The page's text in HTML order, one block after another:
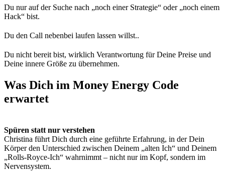
Du nur auf der Suche nach „noch einer Strategie“ oder „noch einem
Hack“ bist.
Du den Call nebenbei laufen lassen willst..
Du nicht bereit bist, wirklich Verantwortung für Deine Preise und
Deine innere Größe zu übernehmen.
Was Dich im Money Energy Code
erwartet
Spüren statt nur verstehen
Christina führt Dich durch eine geführte Erfahrung, in der Dein
Körper den Unterschied zwischen Deinem „alten Ich“ und Deinem
„Rolls‑Royce‑Ich“ wahrnimmt – nicht nur im Kopf, sondern im
Nervensystem.